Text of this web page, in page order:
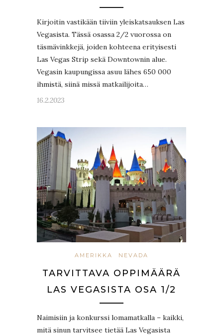
Kirjoitin vastikään tiiviin yleiskatsauksen Las
Vegasista. Tässä osassa 2/2 vuorossa on
täsmävinkkejä, joiden kohteena erityisesti
Las Vegas Strip sekä Downtownin alue.
Vegasin kaupungissa asuu lähes 650 000
ihmistä, siinä missä matkailijoita…
16.2.2023
AMERIKKA NEVADA
TARVITTAVA OPPIMÄÄRÄ
LAS VEGASISTA OSA 1/2
Naimisiin ja konkurssi lomamatkalla – kaikki,
mitä sinun tarvitsee tietää Las Vegasista